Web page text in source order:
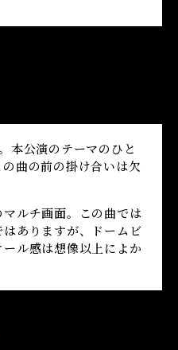
本公演のテーマのひと
曲の前の掛け合いは欠
ルチ画面。この曲では
ありますが、ドームビ
ル感は想像以上によか